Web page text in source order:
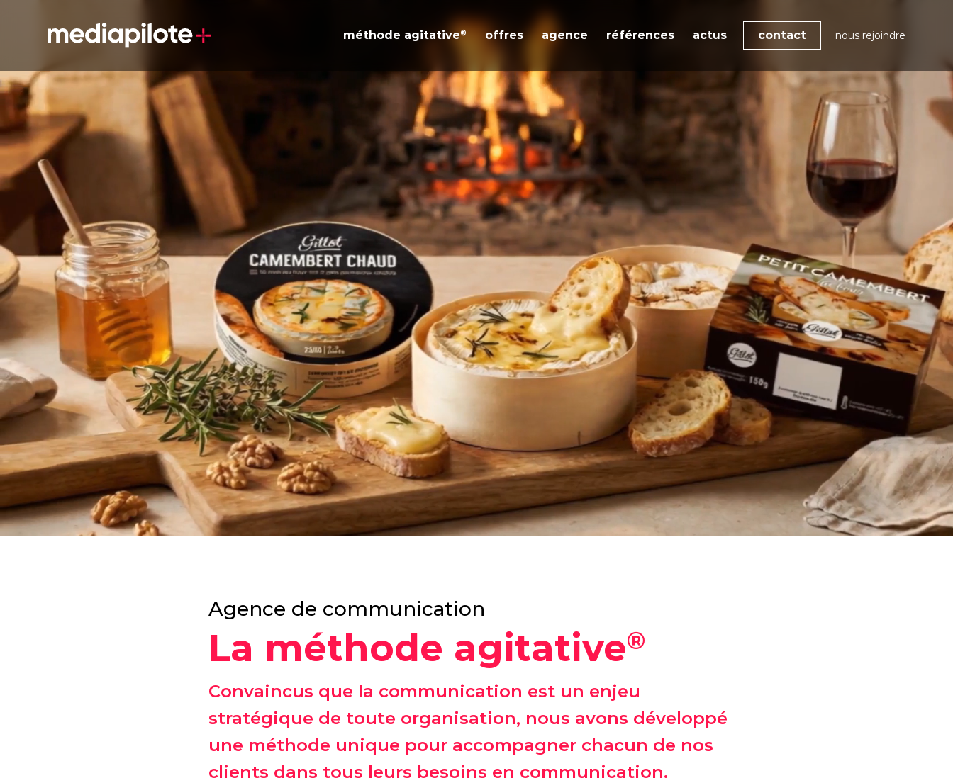
méthode agitative®
8 piliers
workshop
offres
Nos offres intégrées
Stratégie de
marque
Stratégie de
communication
Stratégie
communication
commerciale
Stratégie de
contenus
Stratégie digitale
Campagne créative
Nos offres
expertises
Marque employeur
Communication RSE
Pack Impact
Nos formations
Faites décoller les
compétences de vos
équipes avec nos formations
labellisées Qualiopi et
dispensées par nos
formateurs expérimentés.
agence
Philosophie
L'équipe
Agence engagée
références actus
Actualités
Tendances
Agenda
contact nous rejoindre
Agence de communication
La méthode agitative®
Convaincus que la communication est un enjeu
stratégique de toute organisation, nous avons développé
une méthode unique pour accompagner chacun de nos
clients dans tous leurs besoins en communication.